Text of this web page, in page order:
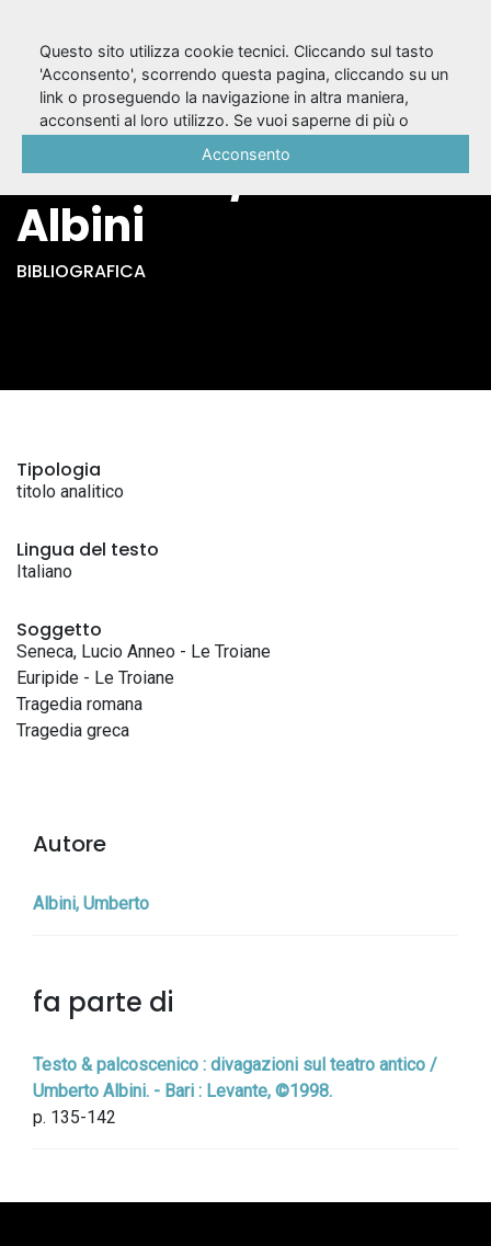
La tragedia a Atene
e a Roma / Umberto
Albini
BIBLIOGRAFICA
Tipologia
titolo analitico
Lingua del testo
Italiano
Soggetto
Seneca, Lucio Anneo - Le Troiane
Euripide - Le Troiane
Tragedia romana
Tragedia greca
Autore
Albini, Umberto
fa parte di
Testo & palcoscenico : divagazioni sul teatro antico /
Umberto Albini. - Bari : Levante, ©1998.
p. 135-142
Questo sito utilizza cookie tecnici. Cliccando sul tasto
'Acconsento', scorrendo questa pagina, cliccando su un
link o proseguendo la navigazione in altra maniera,
acconsenti al loro utilizzo. Se vuoi saperne di più o
Acconsento